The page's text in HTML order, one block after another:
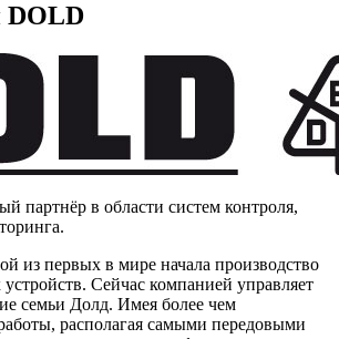
DOLD
партнёр в области систем контроля,
из первых в мире начала производство
Сейчас компанией управляет
семьи Долд. Имея более чем
располагая самыми передовыми